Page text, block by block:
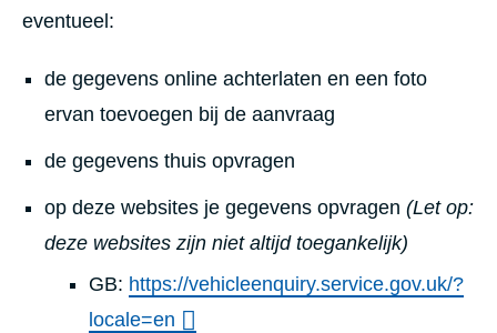
eventueel:
de gegevens online achterlaten en een foto
ervan toevoegen bij de aanvraag
de gegevens thuis opvragen
op deze websites je gegevens opvragen (Let op:
deze websites zijn niet altijd toegankelijk)
GB: https://vehicleenquiry.service.gov.uk/?
locale=en